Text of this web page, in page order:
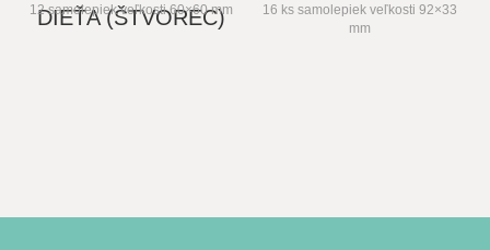
DIEŤA (ŠTVOREC)
12 samolepiek veľkosti 60×60 mm
16 ks samolepiek veľkosti 92×33
mm